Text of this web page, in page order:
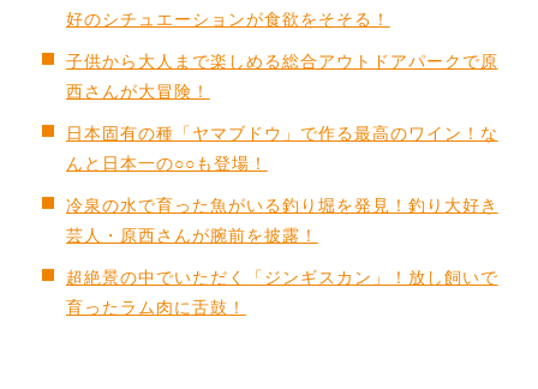
好のシチュエーションが食欲をそそる！
子供から大人まで楽しめる総合アウトドアパークで原
西さんが大冒険！
日本固有の種「ヤマブドウ」で作る最高のワイン！な
んと日本一の○○も登場！
冷泉の水で育った魚がいる釣り堀を発見！釣り大好き
芸人・原西さんが腕前を披露！
超絶景の中でいただく「ジンギスカン」！放し飼いで
育ったラム肉に舌鼓！